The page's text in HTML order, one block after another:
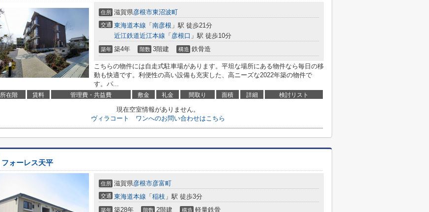
住所 滋賀県彦根市東沼波町
交通 東海道本線 「 南彦根 」駅 徒歩21分
近江鉄道近江本線 「 彦根口 」駅 徒歩10分
築年 築4年 階数 3階建 構造 鉄骨造
こちらの物件には自走式駐車場があります。平坦な場所にある物件なら毎日の移
動も快適です。利便性の高い設備も充実した、高ニーズな2022年築の物件で
す。パ...
所在階 賃料 管理費・共益費 敷金 礼金 間取り 面積 詳細 検討リスト
現在空室情報がありません。
ヴィラコート ワンへのお問い合わせはこちら
フォーレス天平
住所 滋賀県彦根市彦富町
交通 東海道本線 「 稲枝 」駅 徒歩3分
築年 築28年 階数 2階建 構造 軽量鉄骨